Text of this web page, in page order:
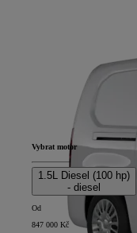
Vybrat motor
1.5L Diesel (100 hp)
- diesel
Od
847 000 Kč